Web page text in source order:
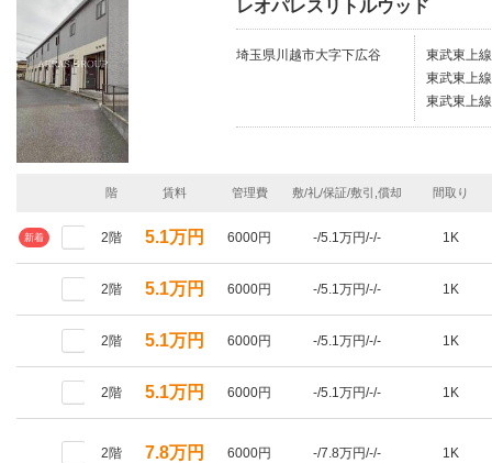
レオパレスリトルウッド
埼玉県川越市大字下広谷
東武東上
東武東上
東武東上
階 賃料 管理費 敷/礼/保証/敷引,償却 間取り
新着 2階 5.1万円 6000円 -/5.1万円/-/- 1K
2階 5.1万円 6000円 -/5.1万円/-/- 1K
2階 5.1万円 6000円 -/5.1万円/-/- 1K
2階 5.1万円 6000円 -/5.1万円/-/- 1K
2階 7.8万円 6000円 -/7.8万円/-/- 1K